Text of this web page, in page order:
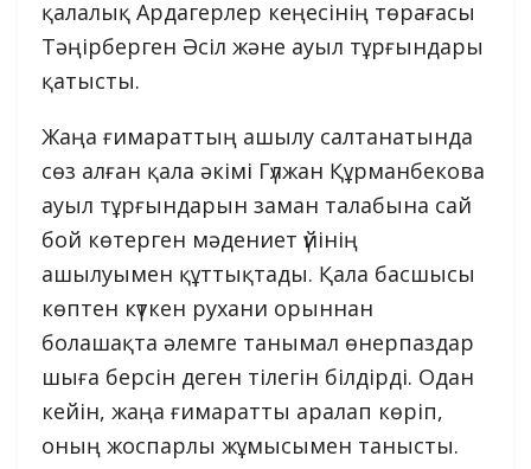
қалалық Ардагерлер кеңесінің төрағасы
Тәңірберген Әсіл және ауыл тұрғындары
қатысты.
Жаңа ғимараттың ашылу салтанатында
сөз алған қала әкімі Гүлжан Құрманбекова
ауыл тұрғындарын заман талабына сай
бой көтерген мәдениет үйінің
ашылуымен құттықтады. Қала басшысы
көптен күткен рухани орыннан
болашақта әлемге танымал өнерпаздар
шыға берсін деген тілегін білдірді. Одан
кейін, жаңа ғимаратты аралап көріп,
оның жоспарлы жұмысымен танысты.